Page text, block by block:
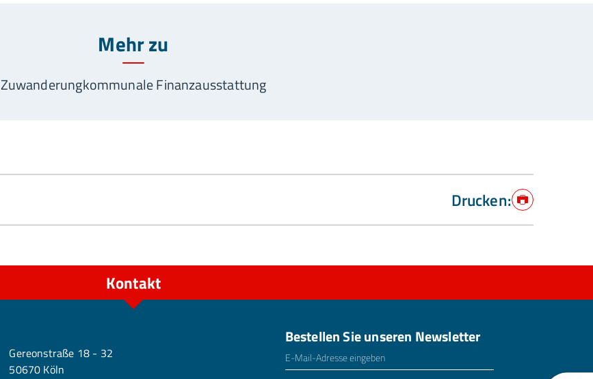
Mehr zu
Zuwanderungkommunale Finanzausstattung
Drucken: Drucken
Kontakt
Gereonstraße 18 - 32
50670 Köln
Bestellen Sie unseren Newsletter
E-Mailadresse